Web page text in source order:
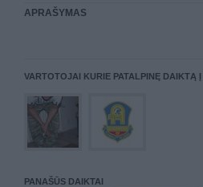
APRAŠYMAS
VARTOTOJAI KURIE PATALPINĘ DAIKTĄ
PANAŠŪS DAIKTAI